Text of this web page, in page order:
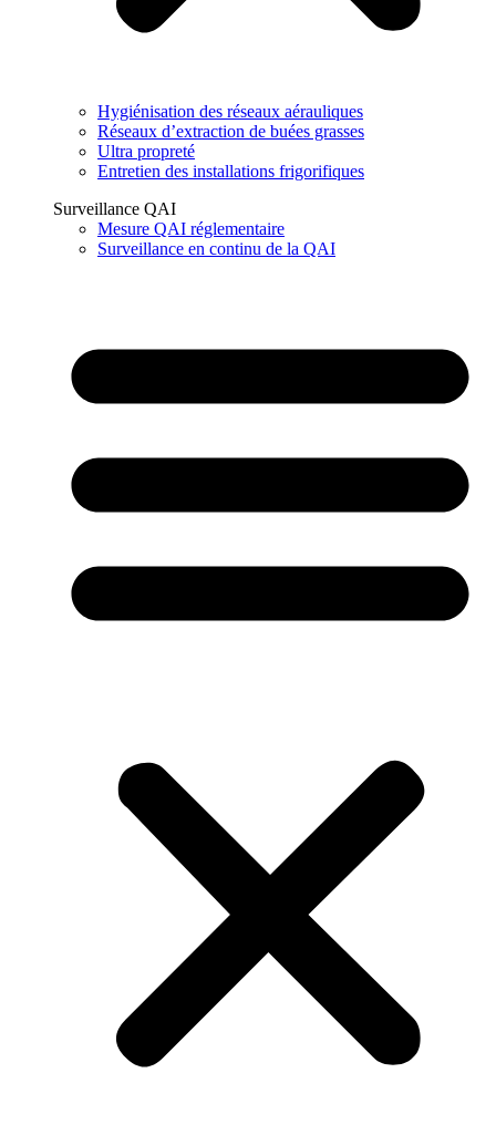
Hygiénisation des réseaux aérauliques
Réseaux d’extraction de buées grasses
Ultra propreté
Entretien des installations frigorifiques
Surveillance QAI
Mesure QAI réglementaire
Surveillance en continu de la QAI